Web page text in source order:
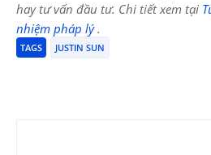
hay tư vấn đầu tư. Chi tiết xem tại
nhiệm pháp lý.
TAGS JUSTIN SUN